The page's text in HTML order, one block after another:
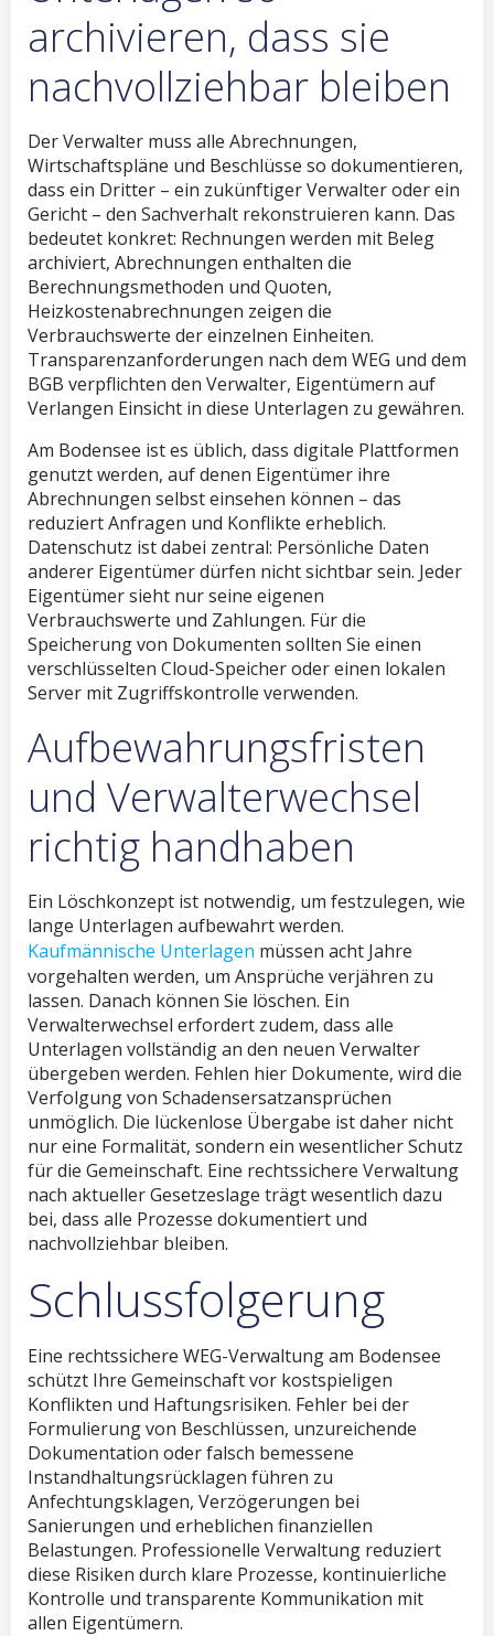
archivieren, dass sie
nachvollziehbar bleiben
Der Verwalter muss alle Abrechnungen,
Wirtschaftspläne und Beschlüsse so dokumentieren,
dass ein Dritter – ein zukünftiger Verwalter oder ein
Gericht – den Sachverhalt rekonstruieren kann. Das
bedeutet konkret: Rechnungen werden mit Beleg
archiviert, Abrechnungen enthalten die
Berechnungsmethoden und Quoten,
Heizkostenabrechnungen zeigen die
Verbrauchswerte der einzelnen Einheiten.
Transparenzanforderungen nach dem WEG und dem
BGB verpflichten den Verwalter, Eigentümern auf
Verlangen Einsicht in diese Unterlagen zu gewähren.
Am Bodensee ist es üblich, dass digitale Plattformen
genutzt werden, auf denen Eigentümer ihre
Abrechnungen selbst einsehen können – das
reduziert Anfragen und Konflikte erheblich.
Datenschutz ist dabei zentral: Persönliche Daten
anderer Eigentümer dürfen nicht sichtbar sein. Jeder
Eigentümer sieht nur seine eigenen
Verbrauchswerte und Zahlungen. Für die
Speicherung von Dokumenten sollten Sie einen
verschlüsselten Cloud-Speicher oder einen lokalen
Server mit Zugriffskontrolle verwenden.
Aufbewahrungsfristen
und Verwalterwechsel
richtig handhaben
Ein Löschkonzept ist notwendig, um festzulegen, wie
lange Unterlagen aufbewahrt werden.
Kaufmännische Unterlagen müssen acht Jahre
vorgehalten werden, um Ansprüche verjähren zu
lassen. Danach können Sie löschen. Ein
Verwalterwechsel erfordert zudem, dass alle
Unterlagen vollständig an den neuen Verwalter
übergeben werden. Fehlen hier Dokumente, wird die
Verfolgung von Schadensersatzansprüchen
unmöglich. Die lückenlose Übergabe ist daher nicht
nur eine Formalität, sondern ein wesentlicher Schutz
für die Gemeinschaft. Eine rechtssichere Verwaltung
nach aktueller Gesetzeslage trägt wesentlich dazu
bei, dass alle Prozesse dokumentiert und
nachvollziehbar bleiben.
Schlussfolgerung
Eine rechtssichere WEG-Verwaltung am Bodensee
schützt Ihre Gemeinschaft vor kostspieligen
Konflikten und Haftungsrisiken. Fehler bei der
Formulierung von Beschlüssen, unzureichende
Dokumentation oder falsch bemessene
Instandhaltungsrücklagen führen zu
Anfechtungsklagen, Verzögerungen bei
Sanierungen und erheblichen finanziellen
Belastungen. Professionelle Verwaltung reduziert
diese Risiken durch klare Prozesse, kontinuierliche
Kontrolle und transparente Kommunikation mit
allen Eigentümern.